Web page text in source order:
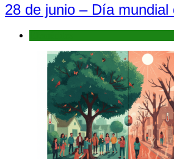
28 de junio – Día mundial